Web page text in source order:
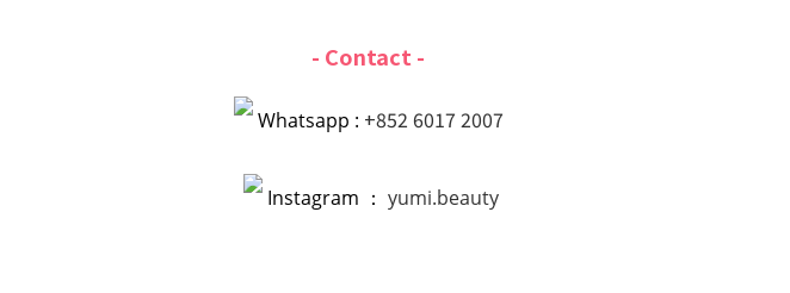
- Contact -
Whatsapp : +852 6017 2007
Instagram ： yumi.beauty